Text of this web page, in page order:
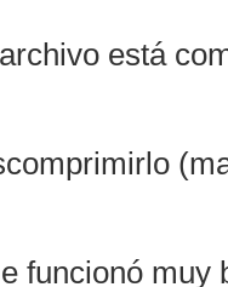
está
funcionó muy